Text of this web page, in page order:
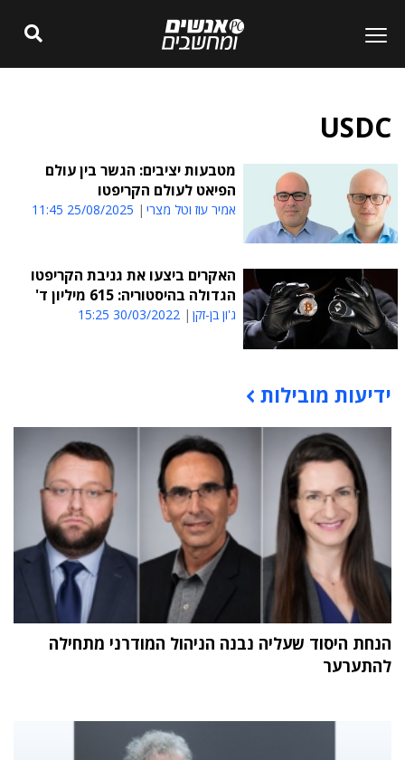
USDC
מטבעות יציבים: הגשר בין עולם
הפיאט לעולם הקריפטו
אמיר עוז וטל מצרי 25/08/2025 11:45
האקרים ביצעו את גניבת הקריפטו
הגדולה בהיסטוריה: 615 מיליון ד'
ג'ון בן-זקן 30/03/2022 15:25
תוכן פרסומי
ידיעות מובילות
הנחת היסוד שעליה נבנה הניהול המודרני מתחילה
להתערער